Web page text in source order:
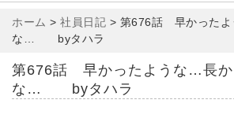
ホーム > 社員日記 > 第676話 早かったよ
な… byタハラ
第676話 早かったような…長か
な… byタハラ